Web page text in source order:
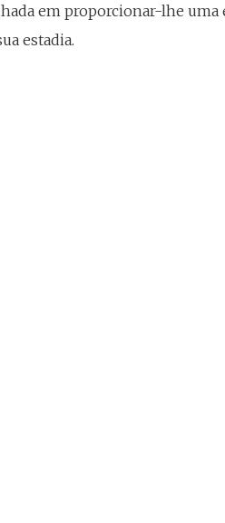
em proporcionar-lhe uma
estadia.